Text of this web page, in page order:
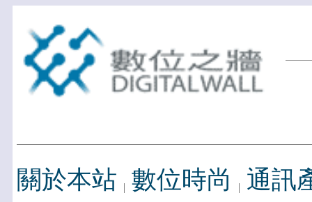
關於本站 數位時尚
通訊